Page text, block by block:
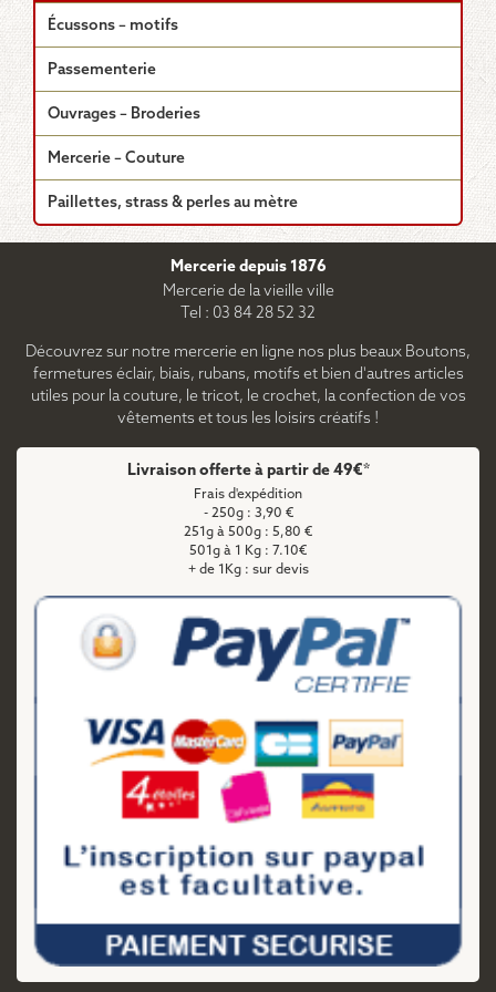
Écussons – motifs
Passementerie
Ouvrages – Broderies
Mercerie – Couture
Paillettes, strass & perles au mètre
Mercerie depuis 1876
Mercerie de la vieille ville
Tel : 03 84 28 52 32
Découvrez sur notre mercerie en ligne nos plus beaux Boutons,
fermetures éclair, biais, rubans, motifs et bien d'autres articles
utiles pour la couture, le tricot, le crochet, la confection de vos
vêtements et tous les loisirs créatifs !
Livraison offerte à partir de 49€*
Frais d'expédition
- 250g : 3,90 €
251g à 500g : 5,80 €
501g à 1 Kg : 7.10€
+ de 1Kg : sur devis